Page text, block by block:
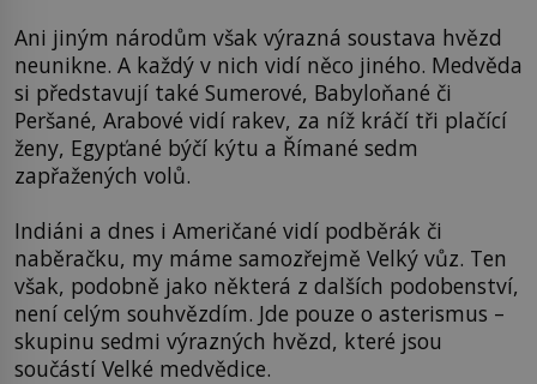
Ani jiným národům však výrazná soustava hvězd
neunikne. A každý v nich vidí něco jiného. Medvěda
si představují také Sumerové, Babyloňané či
Peršané, Arabové vidí rakev, za níž kráčí tři plačící
ženy, Egypťané býčí kýtu a Římané sedm
zapřažených volů.
Indiáni a dnes i Američané vidí podběrák či
naběračku, my máme samozřejmě Velký vůz. Ten
však, podobně jako některá z dalších podobenství,
není celým souhvězdím. Jde pouze o asterismus –
skupinu sedmi výrazných hvězd, které jsou
součástí Velké medvědice.